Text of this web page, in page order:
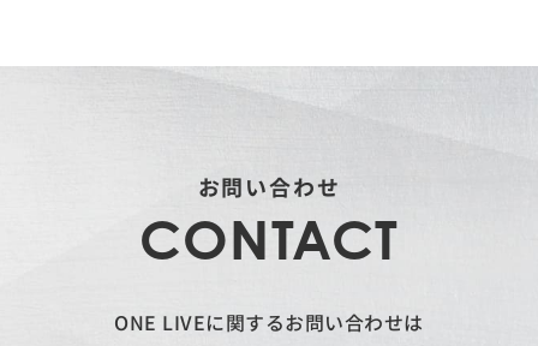
お問い合わせ
CONTACT
ONE LIVEに関するお問い合わせは